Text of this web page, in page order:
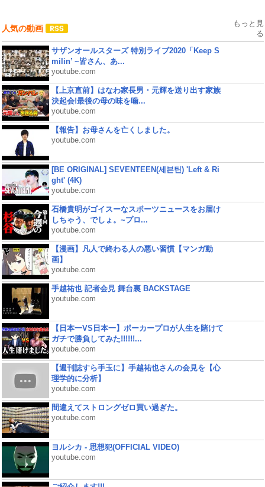
人気の動画
もっと見
る
サザンオールスターズ 特別ライブ2020「Keep S
milin’ ~皆さん、あ...
youtube.com
【上京直前】はなわ家長男・元輝を送り出す家族
決起会!最後の母の味を噛...
youtube.com
【報告】お母さんを亡くしました。
youtube.com
[BE ORIGINAL] SEVENTEEN(세븐틴) 'Left & Ri
ght' (4K)
youtube.com
石橋貴明がゴイスーなスポーツニュースをお届け
しちゃう、でしょ。~プロ...
youtube.com
【漫画】凡人で終わる人の悪い習慣【マンガ動
画】
youtube.com
手越祐也 記者会見 舞台裏 BACKSTAGE
youtube.com
【日本一VS日本一】ポーカープロが人生を賭けて
ガチで勝負してみた!!!!!!...
youtube.com
【週刊誌すら手玉に】手越祐也さんの会見を【心
理学的に分析】
youtube.com
間違えてストロングゼロ買い過ぎた。
youtube.com
ヨルシカ - 思想犯(OFFICIAL VIDEO)
youtube.com